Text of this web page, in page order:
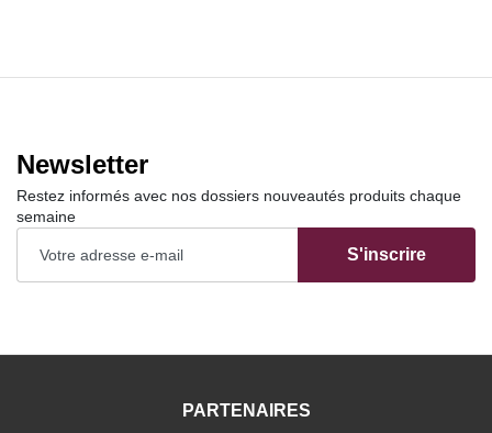
Newsletter
Restez informés avec nos dossiers nouveautés produits chaque
semaine
S'inscrire
PARTENAIRES